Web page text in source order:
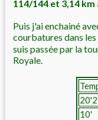
114/144 et 3,14 km
Puis j'ai enchainé
courbatures dans
suis passée par la
Royale.
10'